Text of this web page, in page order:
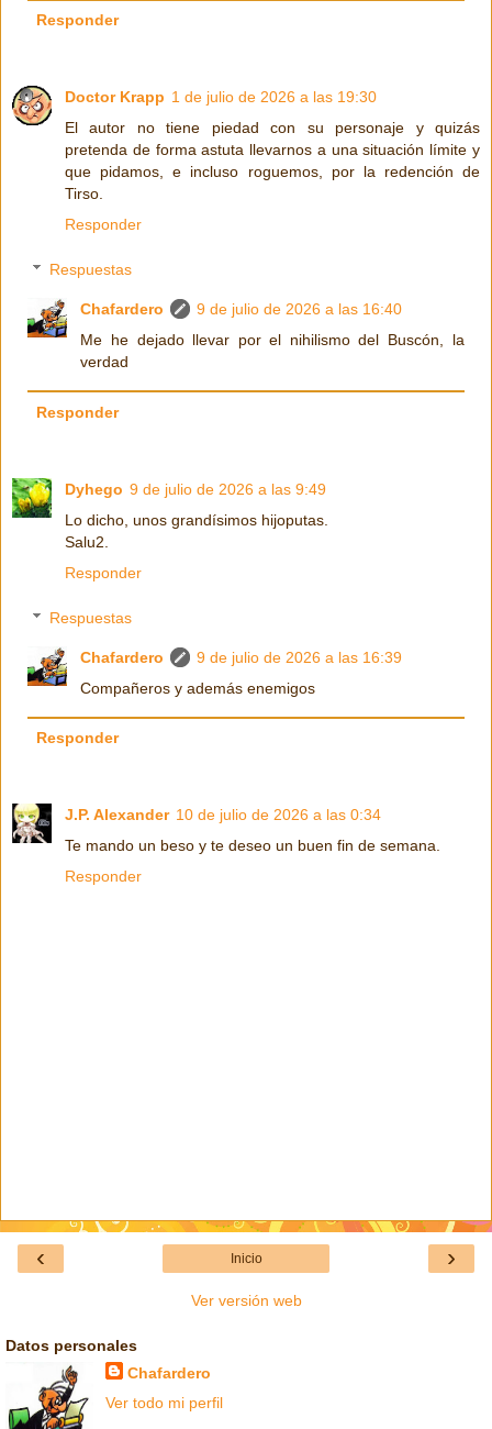
Responder
Doctor Krapp 1 de julio de 2026 a las 19:30
El autor no tiene piedad con su personaje y quizás
pretenda de forma astuta llevarnos a una situación límite y
que pidamos, e incluso roguemos, por la redención de
Tirso.
Responder
Respuestas
Chafardero
9 de julio de 2026 a las 16:40
Me he dejado llevar por el nihilismo del Buscón, la
verdad
Responder
Dyhego 9 de julio de 2026 a las 9:49
Lo dicho, unos grandísimos hijoputas.
Salu2.
Responder
Respuestas
Chafardero
9 de julio de 2026 a las 16:39
Compañeros y además enemigos
Responder
J.P. Alexander 10 de julio de 2026 a las 0:34
Te mando un beso y te deseo un buen fin de semana.
Responder
‹ ›
Inicio
Ver versión web
Datos personales
Chafardero
Ver todo mi perfil